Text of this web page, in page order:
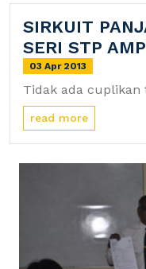
SIRKUIT
SERI STP
03 Apr 2013
Tidak ada cuplikan
read more